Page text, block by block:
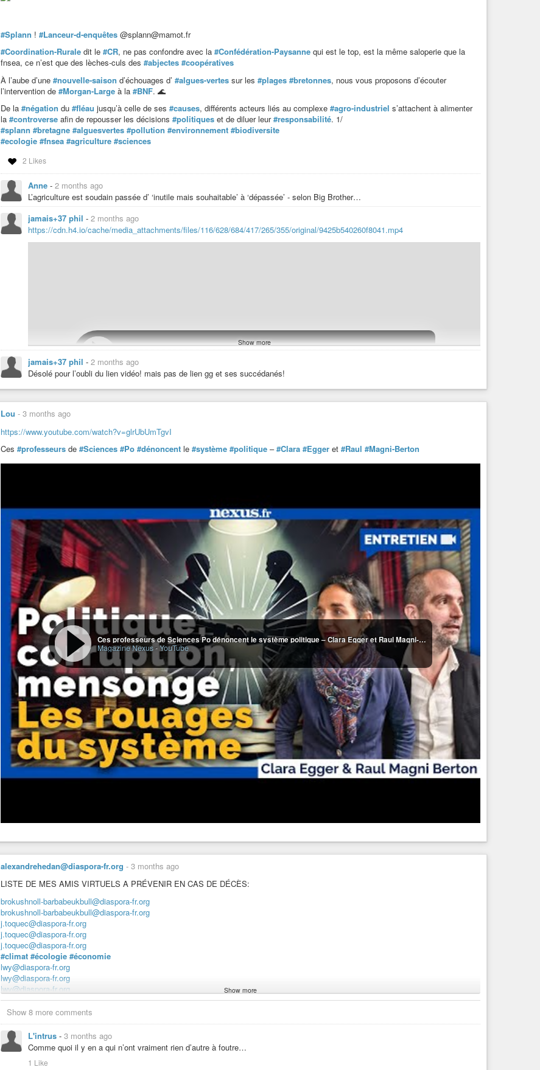
#Splann ! #Lanceur-d-enquêtes @splann@mamot.fr
#Coordination-Rurale dit le #CR, ne pas confondre avec la #Confédération-Paysanne qui est le top, est la même saloperie que la
fnsea, ce n’est que des lèches-culs des #abjectes #coopératives
À l’aube d’une #nouvelle-saison d’échouages d’ #algues-vertes sur les #plages #bretonnes, nous vous proposons d’écouter
l’intervention de #Morgan-Large à la #BNF. 🌊
De la #négation du #fléau jusqu’à celle de ses #causes, différents acteurs liés au complexe #agro-industriel s’attachent à alimenter
la #controverse afin de repousser les décisions #politiques et de diluer leur#responsabilité. 1/
#splann #bretagne #alguesvertes #pollution #environnement #biodiversite
#ecologie #fnsea #agriculture #sciences
2 Likes
Anne - 2 months ago
L’agriculture est soudain passée d’ ‘inutile mais souhaitable’ à ‘dépassée’ - selon Big Brother…
jamais+37 phil - 2 months ago
https://cdn.h4.io/cache/media_attachments/files/116/628/684/417/265/355/original/9425b540260f8041.mp4
Show more
jamais+37 phil - 2 months ago
Désolé pour l’oubli du lien vidéo! mais pas de lien gg et ses succédanés!
Lou - 3 months ago
https://www.youtube.com/watch?v=glrUbUmTgvI
Ces #professeurs de #Sciences #Po #dénoncent le #système #politique –#Clara #Egger et #Raul #Magni-Berton
Ces professeurs de Sciences Po dénoncent le système politique – Clara Egger et Raul Magni-Berton
Magazine Nexus-YouTube
alexandrehedan@diaspora-fr.org - 3 months ago
LISTE DE MES AMIS VIRTUELS A PRÉVENIR EN CAS DE DÉCÈS:
brokushnoll-barbabeukbull@diaspora-fr.org
brokushnoll-barbabeukbull@diaspora-fr.org
j.toquec@diaspora-fr.org
j.toquec@diaspora-fr.org
j.toquec@diaspora-fr.org
#climat #écologie #économie
lwy@diaspora-fr.org
lwy@diaspora-fr.org
lwy@diaspora-fr.org
Alain Lasverne
Alain Lasverne
alainlasverne@diaspora-fr.org
#auteur
#sudiste #idealistelucide
Alarc’h
Alarc’h
alarch@diaspora-fr.org
Show more
Show 8 more comments
L'intrus - 3 months ago
Comme quoi il y en a qui n’ont vraiment rien d’autre à foutre…
1 Like